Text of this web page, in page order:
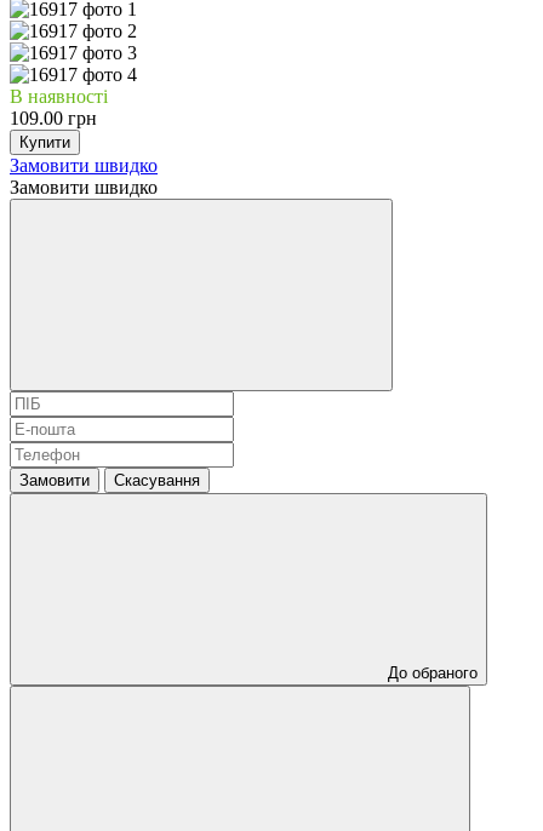
В наявності
109.00 грн
Купити
Замовити швидко
Замовити швидко
Замовити Скасування
До обраного